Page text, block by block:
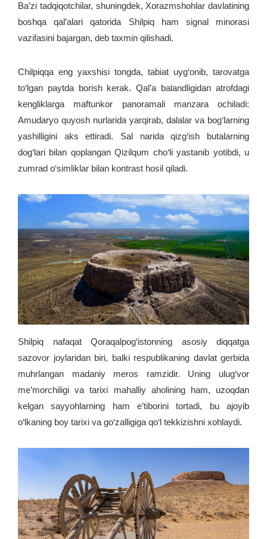
Ba’zi tadqiqotchilar, shuningdek, Xorazmshohlar davlatining
boshqa qal’alari qatorida Shilpiq ham signal minorasi
vazifasini bajargan, deb taxmin qilishadi.
Chilpiqqa eng yaxshisi tongda, tabiat uyg‘onib, tarovatga
to‘lgan paytda borish kerak. Qal’a balandligidan atrofdagi
kengliklarga maftunkor panoramali manzara ochiladi:
Amudaryo quyosh nurlarida yarqirab, dalalar va bog‘larning
yashilligini aks ettiradi. Sal narida qizg‘ish butalarning
dog‘lari bilan qoplangan Qizilqum cho‘li yastanib yotibdi, u
zumrad o‘simliklar bilan kontrast hosil qiladi.
Shilpiq nafaqat Qoraqalpog‘istonning asosiy diqqatga
sazovor joylaridan biri, balki respublikaning davlat gerbida
muhrlangan madaniy meros ramzidir. Uning ulug‘vor
me’morchiligi va tarixi mahalliy aholining ham, uzoqdan
kelgan sayyohlarning ham e’tiborini tortadi, bu ajoyib
o‘lkaning boy tarixi va go‘zalligiga qo‘l tekkizishni xohlaydi.